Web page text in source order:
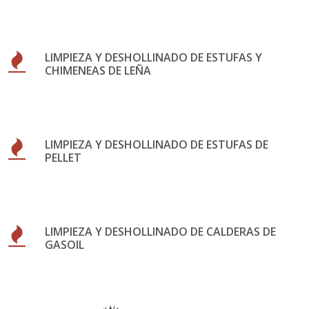
LIMPIEZA Y DESHOLLINADO DE ESTUFAS Y
CHIMENEAS DE LEÑA
LIMPIEZA Y DESHOLLINADO DE ESTUFAS DE
PELLET
LIMPIEZA Y DESHOLLINADO DE CALDERAS DE
GASOIL